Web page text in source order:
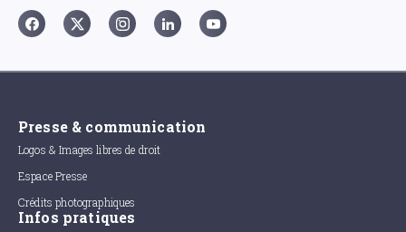
Presse & communication
Logos & Images libres de droit
Espace Presse
Crédits photographiques
Infos pratiques